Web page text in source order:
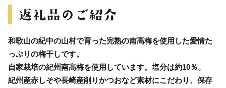
和歌山の紀中の山村で育った完熟の南高梅を使用した愛情た
っぷりの梅干しです。
自家栽培の紀州南高梅を使用しています。塩分は約10％。
紀州産赤しそや長崎産削りかつおなど素材にこだわり、保存